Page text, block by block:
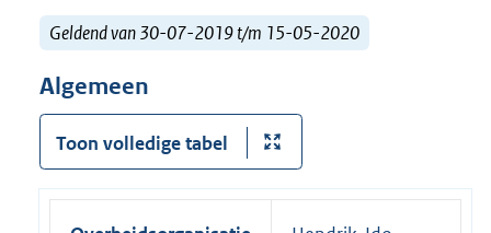
Geldend van 30-07-2019 t/m 15-05-2020
Algemeen
Toon volledige tabel